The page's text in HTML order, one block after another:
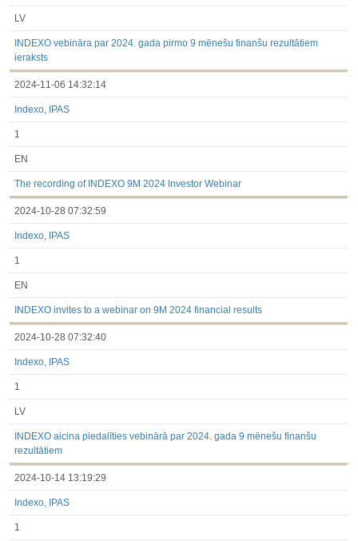
LV
INDEXO vebināra par 2024. gada pirmo 9 mēnešu finanšu rezultātiem
ieraksts
2024-11-06 14:32:14
Indexo, IPAS
1
EN
The recording of INDEXO 9M 2024 Investor Webinar
2024-10-28 07:32:59
Indexo, IPAS
1
EN
INDEXO invites to a webinar on 9M 2024 financial results
2024-10-28 07:32:40
Indexo, IPAS
1
LV
INDEXO aicina piedalīties vebinārā par 2024. gada 9 mēnešu finanšu
rezultātiem
2024-10-14 13:19:29
Indexo, IPAS
1